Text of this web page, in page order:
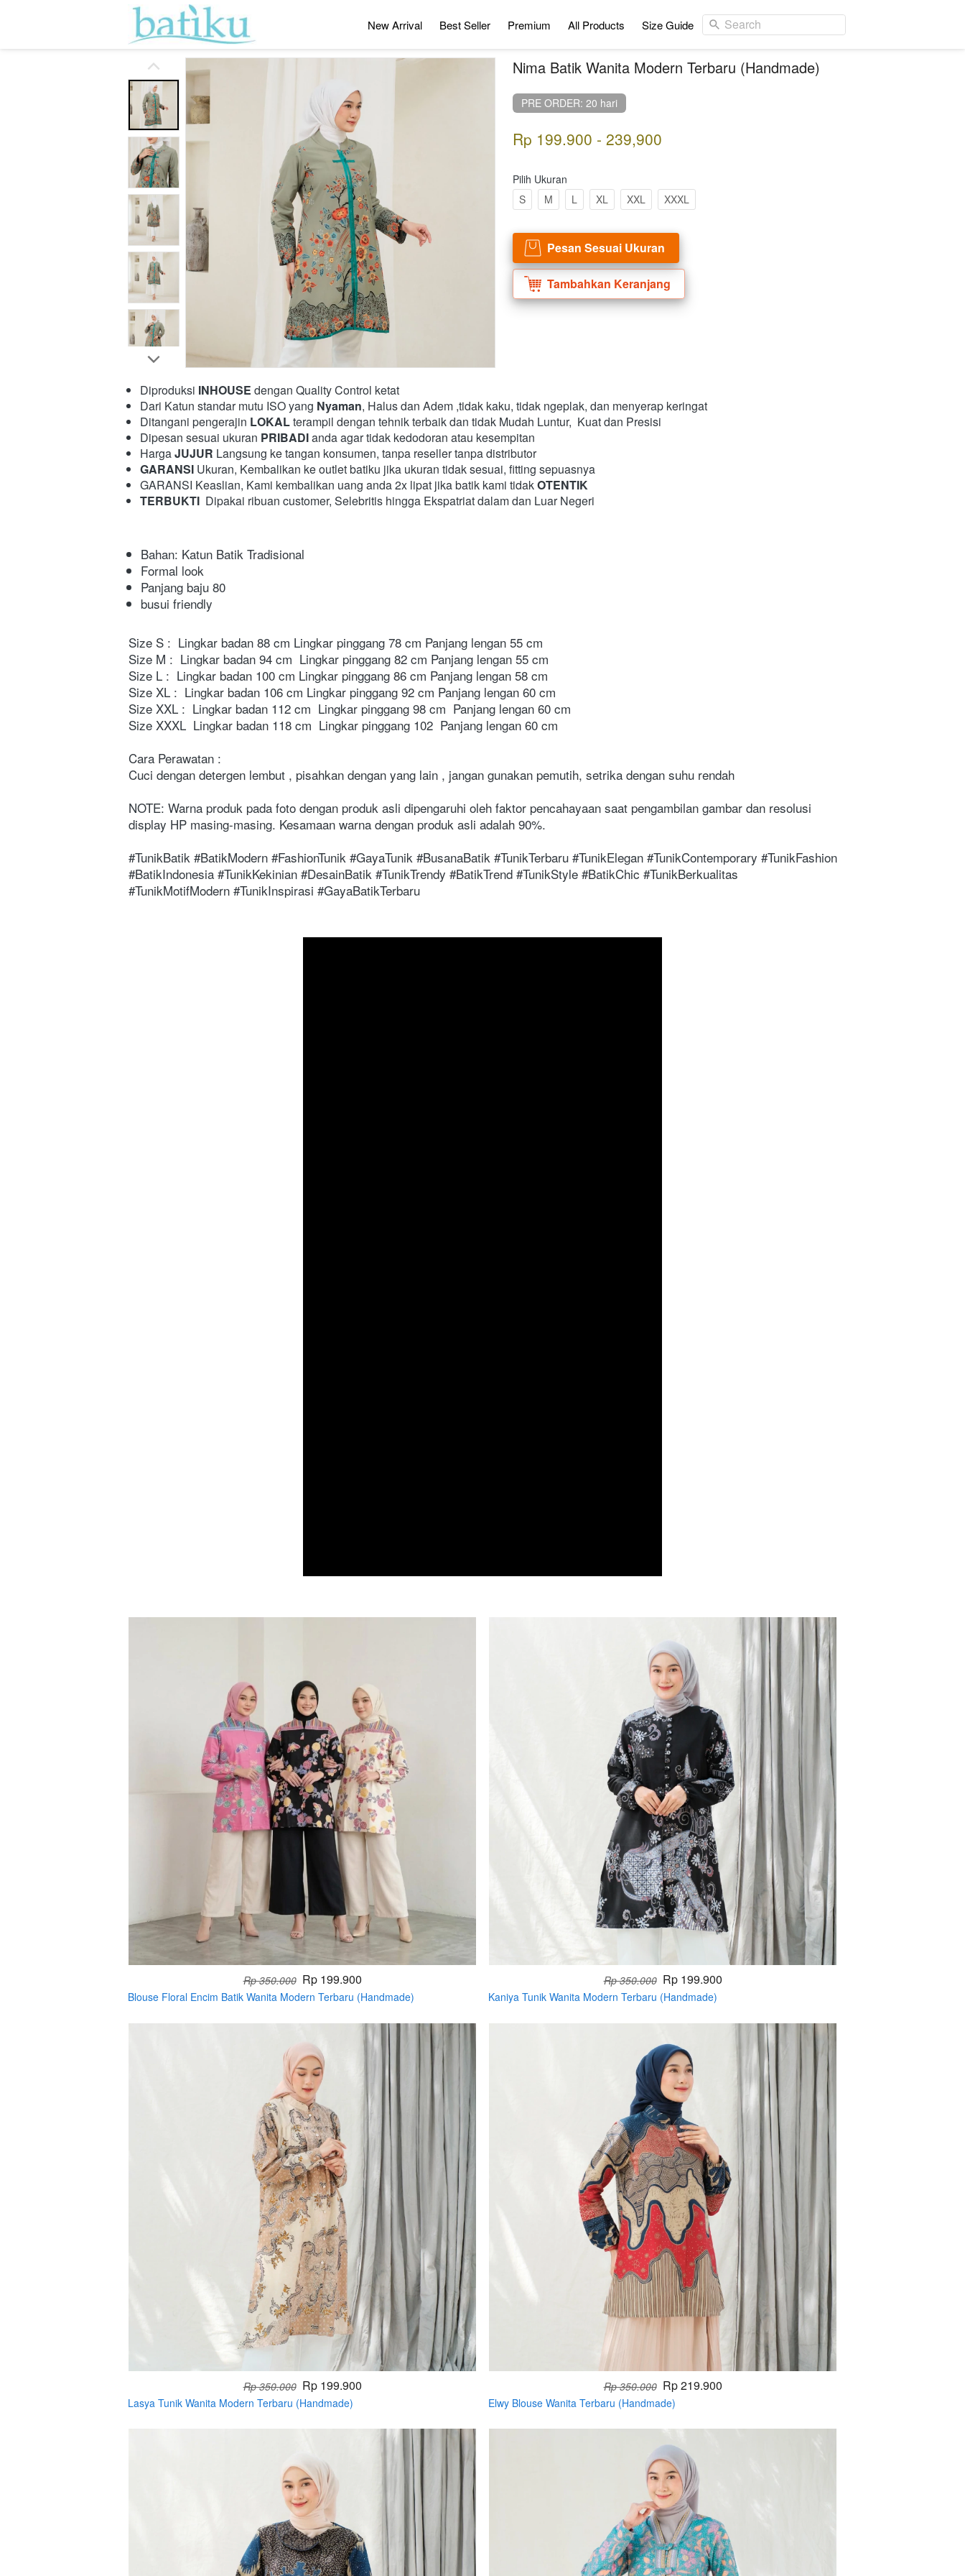
New Arrival Best Seller Premium All Products Size Guide Search
Nima Batik Wanita Modern Terbaru (Handmade)
PRE ORDER: 20 hari
Rp 199.900 - 239,900
Pilih Ukuran
S
M L XL XXL XXXL
` Pesan Sesuai Ukuran
` Tambahkan Keranjang
Diproduksi INHOUSE dengan Quality Control ketat
Dari Katun standar mutu ISO yang Nyaman, Halus dan Adem ,tidak kaku, tidak ngeplak, dan menyerap keringat
Ditangani pengerajin LOKAL terampil dengan tehnik terbaik dan tidak Mudah Luntur,  Kuat dan Presisi
Dipesan sesuai ukuran PRIBADI anda agar tidak kedodoran atau kesempitan
Harga JUJUR Langsung ke tangan konsumen, tanpa reseller tanpa distributor
GARANSI Ukuran, Kembalikan ke outlet batiku jika ukuran tidak sesuai, fitting sepuasnya
GARANSI Keaslian, Kami kembalikan uang anda 2x lipat jika batik kami tidak OTENTIK
TERBUKTI
  Dipakai ribuan customer, Selebritis hingga Ekspatriat dalam dan Luar Negeri
Bahan: Katun Batik Tradisional
Formal look
Panjang baju 80
busui friendly
Size S :  Lingkar badan 88 cm Lingkar pinggang 78 cm Panjang lengan 55 cm
Size M :  Lingkar badan 94 cm  Lingkar pinggang 82 cm Panjang lengan 55 cm
Size L :  Lingkar badan 100 cm Lingkar pinggang 86 cm Panjang lengan 58 cm
Size XL :  Lingkar badan 106 cm Lingkar pinggang 92 cm Panjang lengan 60 cm
Size XXL :  Lingkar badan 112 cm  Lingkar pinggang 98 cm  Panjang lengan 60 cm
Size XXXL  Lingkar badan 118 cm  Lingkar pinggang 102  Panjang lengan 60 cm
Cara Perawatan :
Cuci dengan detergen lembut , pisahkan dengan yang lain , jangan gunakan pemutih, setrika dengan suhu rendah
NOTE: Warna produk pada foto dengan produk asli dipengaruhi oleh faktor pencahayaan saat pengambilan gambar dan resolusi
display HP masing-masing. Kesamaan warna dengan produk asli adalah 90%.
#TunikBatik #BatikModern #FashionTunik #GayaTunik #BusanaBatik #TunikTerbaru #TunikElegan #TunikContemporary #TunikFashion
#BatikIndonesia #TunikKekinian #DesainBatik #TunikTrendy #BatikTrend #TunikStyle #BatikChic #TunikBerkualitas
#TunikMotifModern #TunikInspirasi #GayaBatikTerbaru
Rp 350.000 Rp 199.900
Blouse Floral Encim Batik Wanita Modern Terbaru (Handmade)
Rp 350.000 Rp 199.900
Kaniya Tunik Wanita Modern Terbaru (Handmade)
Rp 350.000 Rp 199.900
Lasya Tunik Wanita Modern Terbaru (Handmade)
Rp 350.000 Rp 219.900
Elwy Blouse Wanita Terbaru (Handmade)